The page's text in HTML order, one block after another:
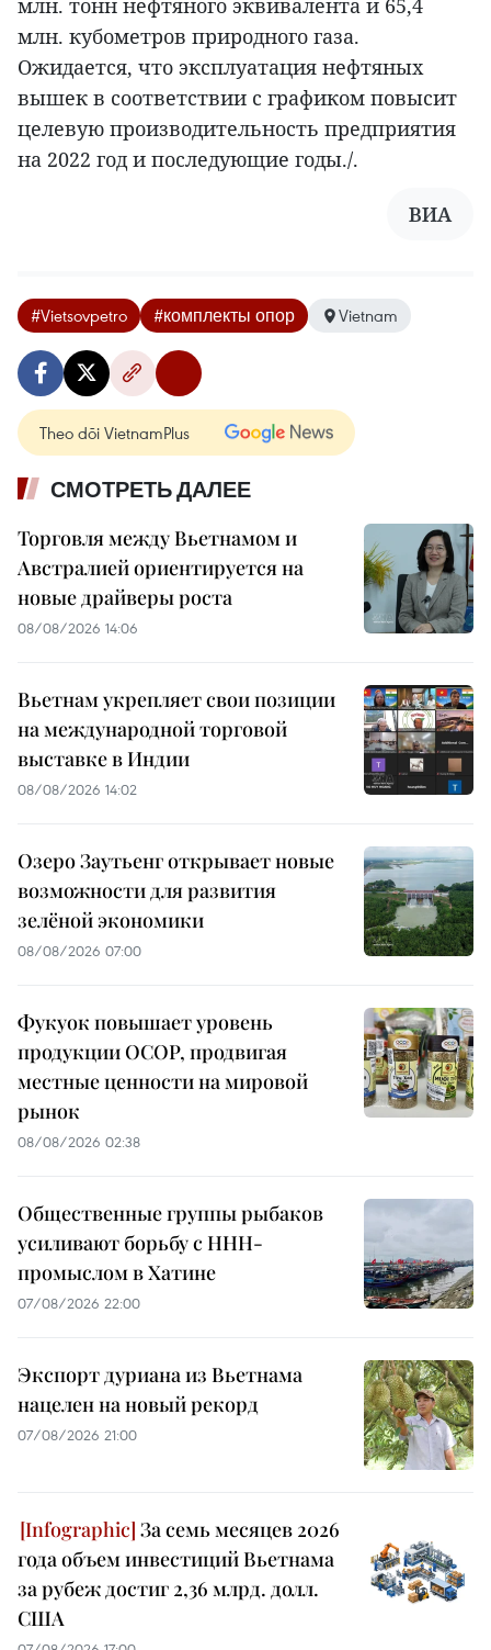
млн. тонн нефтяного эквивалента и 65,4
млн. кубометров природного газа.
Ожидается, что эксплуатация нефтяных
вышек в соответствии с графиком повысит
целевую производительность предприятия
на 2022 год и последующие годы./.
ВИА
#Vietsovpetro #комплекты опор Vietnam
Theo dõi VietnamPlus
СМОТРЕТЬ ДАЛЕЕ
Торговля между Вьетнамом и
Австралией ориентируется на
новые драйверы роста
08/08/2026 14:06
Вьетнам укрепляет свои позиции
на международной торговой
выставке в Индии
08/08/2026 14:02
Озеро Заутьенг открывает новые
возможности для развития
зелёной экономики
08/08/2026 07:00
Фукуок повышает уровень
продукции OCOP, продвигая
местные ценности на мировой
рынок
08/08/2026 02:38
Общественные группы рыбаков
усиливают борьбу с ННН-
промыслом в Хатине
07/08/2026 22:00
Экспорт дуриана из Вьетнама
нацелен на новый рекорд
07/08/2026 21:00
За семь месяцев 2026
года объем инвестиций Вьетнама
за рубеж достиг 2,36 млрд. долл.
США